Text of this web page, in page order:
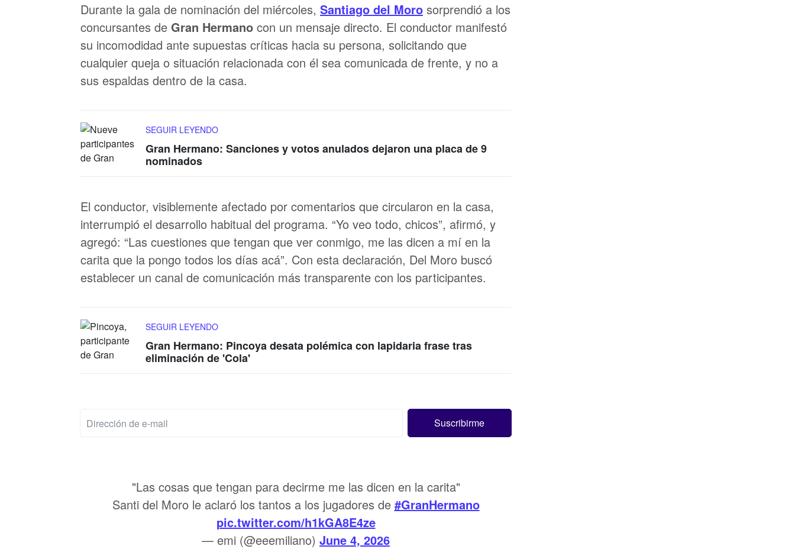
Durante la gala de nominación del miércoles, Santiago del Moro sorprendió a los
concursantes de Gran Hermano con un mensaje directo. El conductor manifestó
su incomodidad ante supuestas críticas hacia su persona, solicitando que
cualquier queja o situación relacionada con él sea comunicada de frente, y no a
sus espaldas dentro de la casa.
SEGUIR LEYENDO
Gran Hermano: Sanciones y votos anulados dejaron una placa de 9
nominados
El conductor, visiblemente afectado por comentarios que circularon en la casa,
interrumpió el desarrollo habitual del programa. “Yo veo todo, chicos”, afirmó, y
agregó: “Las cuestiones que tengan que ver conmigo, me las dicen a mí en la
carita que la pongo todos los días acá”. Con esta declaración, Del Moro buscó
establecer un canal de comunicación más transparente con los participantes.
SEGUIR LEYENDO
Gran Hermano: Pincoya desata polémica con lapidaria frase tras
eliminación de 'Cola'
"Las cosas que tengan para decirme me las dicen en la carita"
Santi del Moro le aclaró los tantos a los jugadores de #GranHermano
pic.twitter.com/h1kGA8E4ze
— emi (@eeemiliano) June 4, 2026